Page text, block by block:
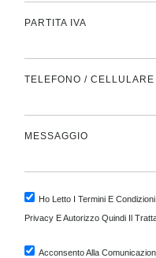
PARTITA IVA
TELEFONO / CELLULARE
MESSAGGIO
Ho Letto I Termini E
Privacy E Autorizzo Quindi Il
Acconsento Alla